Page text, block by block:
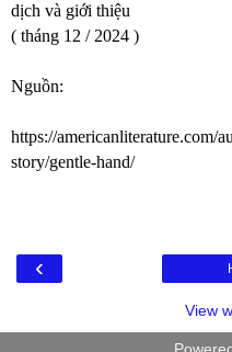
dịch và giới thiệu
( tháng 12 / 2024 )
Nguồn:
https://americanliterature.com/
story/gentle-hand/
‹
View